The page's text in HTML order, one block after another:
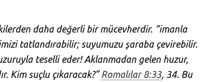
daha değerli bir mücevherdir. “imanla
tatlandırabilir; suyumuzu şaraba çevirebilir.
teselli eder! Aklanmadan gelen huzur,
Kim suçlu çıkaracak?”Romalılar 8:33, 34. Bu